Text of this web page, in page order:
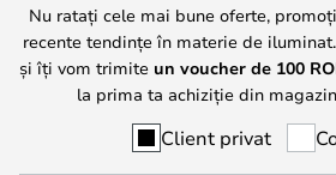
Nu ratați cele mai bune oferte,
recente tendințe în materie de
și îți vom trimite un voucher de 100
la prima ta achiziție din
Client privat